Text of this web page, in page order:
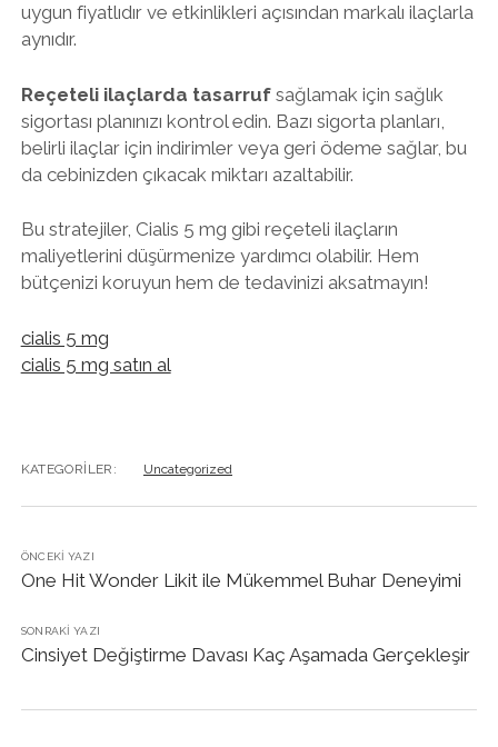
uygun fiyatlıdır ve etkinlikleri açısından markalı ilaçlarla
aynıdır.
Reçeteli ilaçlarda tasarrufsağlamak için sağlık
sigortası planınızı kontrol edin. Bazı sigorta planları,
belirli ilaçlar için indirimler veya geri ödeme sağlar, bu
da cebinizden çıkacak miktarı azaltabilir.
Bu stratejiler, Cialis 5 mg gibi reçeteli ilaçların
maliyetlerini düşürmenize yardımcı olabilir. Hem
bütçenizi koruyun hem de tedavinizi aksatmayın!
cialis 5 mg
cialis 5 mg satın al
KATEGORILER: Uncategorized
ÖNCEKI YAZI
One Hit Wonder Likit ile Mükemmel Buhar Deneyimi
SONRAKI YAZI
Cinsiyet Değiştirme Davası Kaç Aşamada Gerçekleşir